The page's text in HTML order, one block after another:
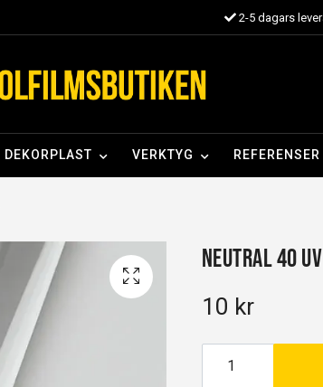
2-5 dagars
DEKORPLAST VERKTYG REFERENSER
Neutral 40
10 kr